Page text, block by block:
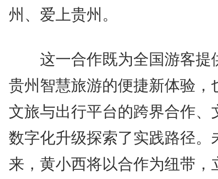
州、爱上贵州。
这一合作既为全国游客提
贵州智慧旅游的便捷新体验，
文旅与出行平台的跨界合作、
数字化升级探索了实践路径。
来，黄小西将以合作为纽带，